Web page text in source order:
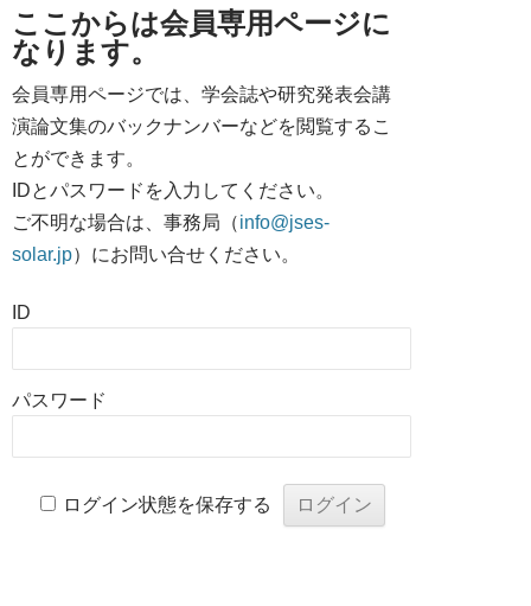
ここからは会員専用ページに
なります。
会員専用ページでは、学会誌や研究発表会講
演論文集のバックナンバーなどを閲覧するこ
とができます。
IDとパスワードを入力してください。
ご不明な場合は、事務局（info@jses-
solar.jp）にお問い合せください。
ID
パスワード
ログイン状態を保存する